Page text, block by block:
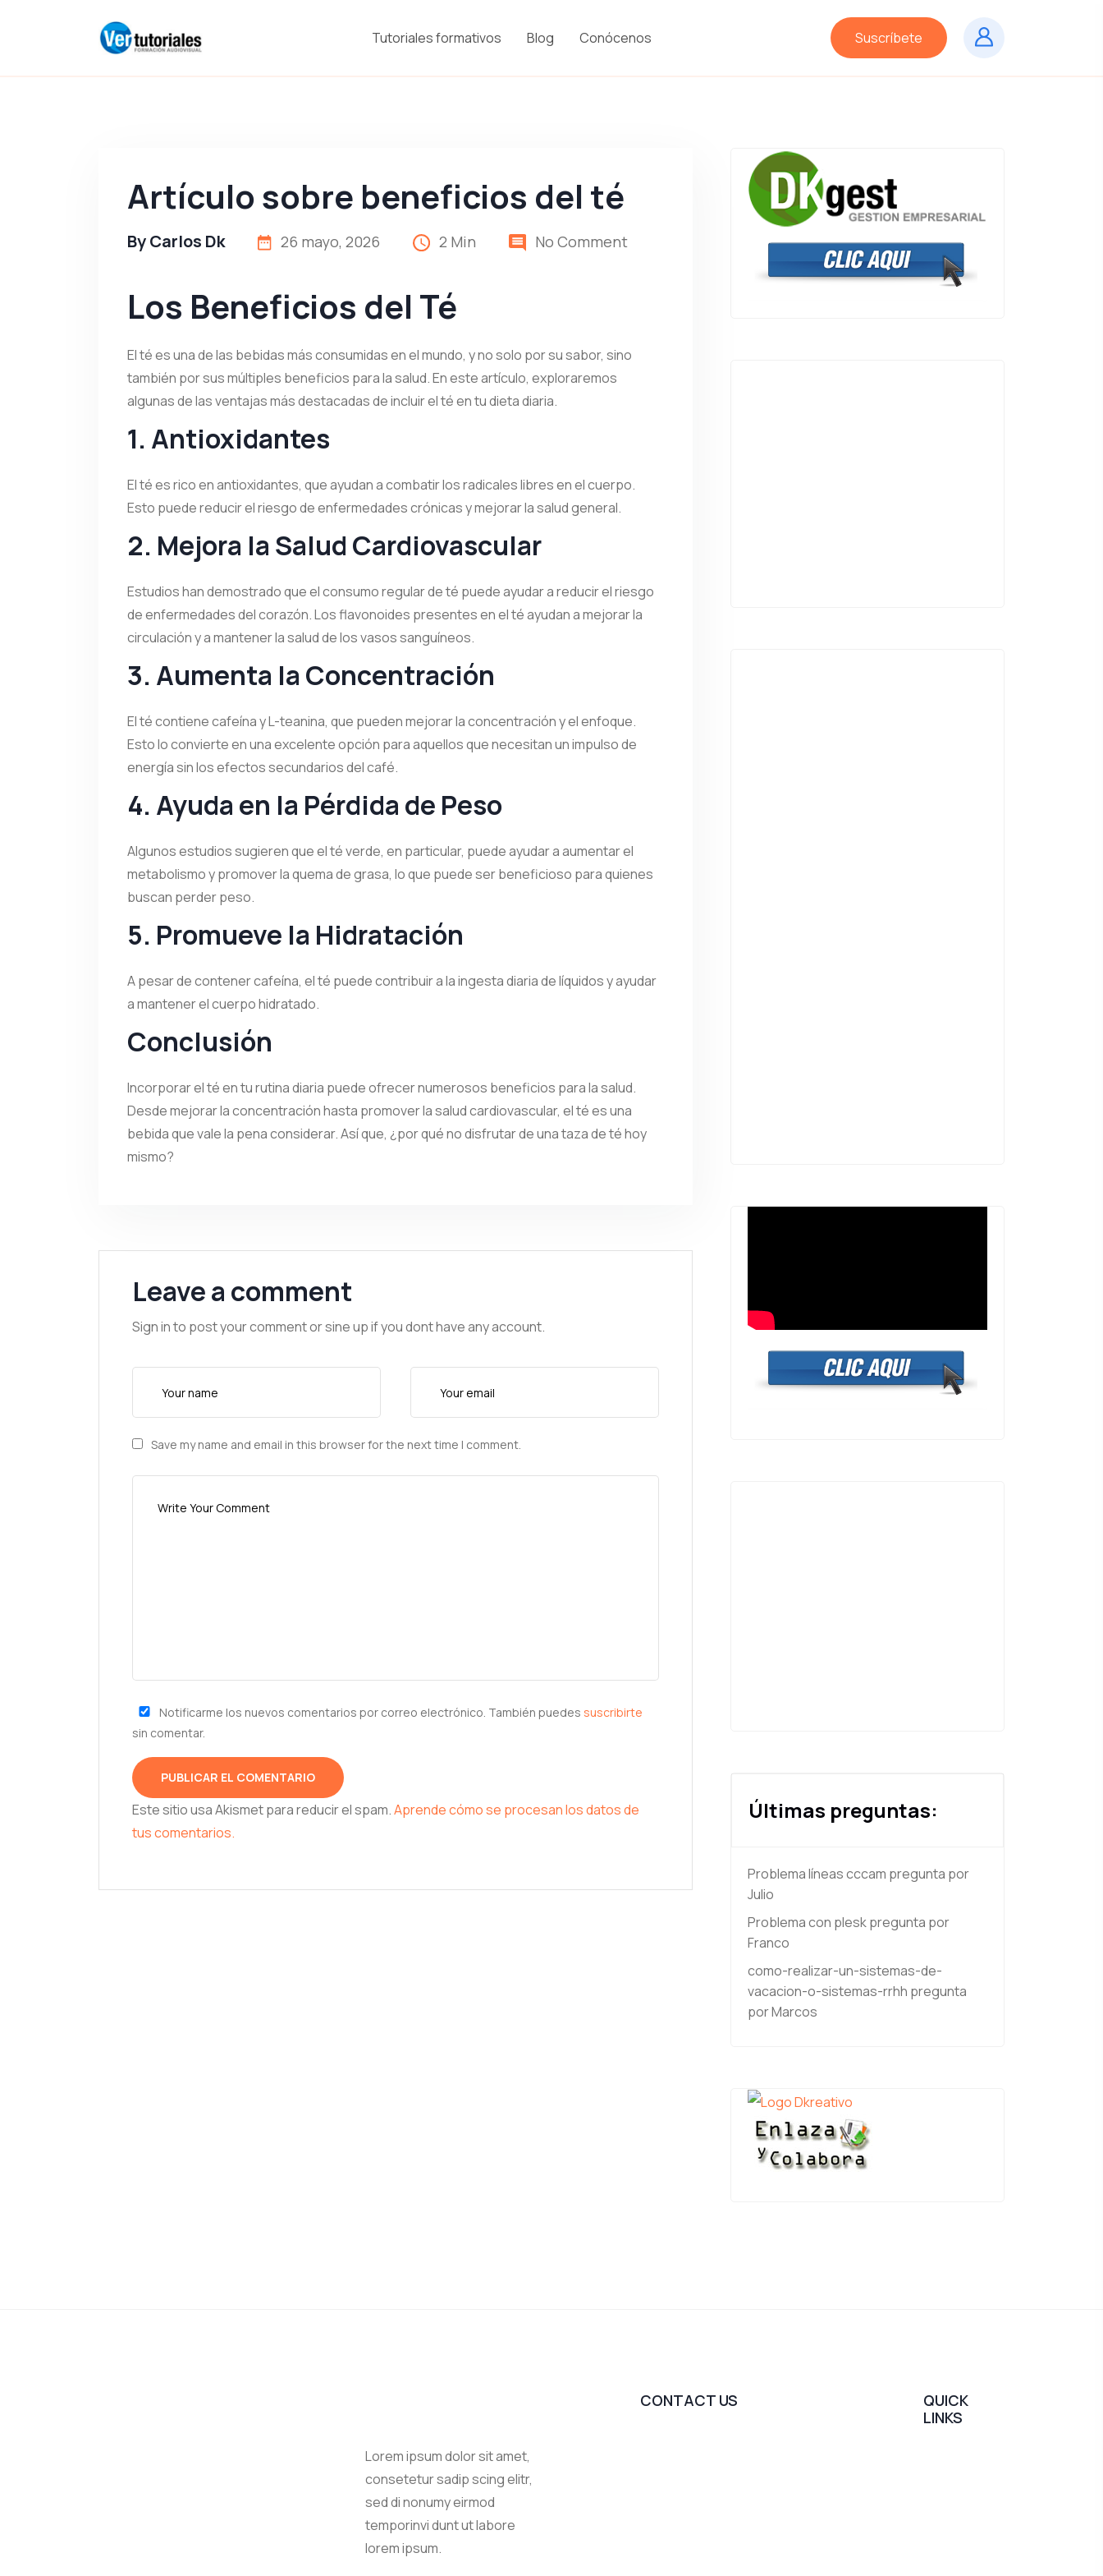
Tutoriales formativos Blog Conócenos Suscríbete
Artículo sobre beneficios del té
ByCarlos Dk 26 mayo, 2026 2 Min No Comment
Los Beneficios del Té
El té es una de las bebidas más consumidas en el mundo, y no solo por su sabor, sino
también por sus múltiples beneficios para la salud. En este artículo, exploraremos
algunas de las ventajas más destacadas de incluir el té en tu dieta diaria.
1. Antioxidantes
El té es rico en antioxidantes, que ayudan a combatir los radicales libres en el cuerpo.
Esto puede reducir el riesgo de enfermedades crónicas y mejorar la salud general.
2. Mejora la Salud Cardiovascular
Estudios han demostrado que el consumo regular de té puede ayudar a reducir el riesgo
de enfermedades del corazón. Los flavonoides presentes en el té ayudan a mejorar la
circulación y a mantener la salud de los vasos sanguíneos.
3. Aumenta la Concentración
El té contiene cafeína y L-teanina, que pueden mejorar la concentración y el enfoque.
Esto lo convierte en una excelente opción para aquellos que necesitan un impulso de
energía sin los efectos secundarios del café.
4. Ayuda en la Pérdida de Peso
Algunos estudios sugieren que el té verde, en particular, puede ayudar a aumentar el
metabolismo y promover la quema de grasa, lo que puede ser beneficioso para quienes
buscan perder peso.
5. Promueve la Hidratación
A pesar de contener cafeína, el té puede contribuir a la ingesta diaria de líquidos y ayudar
a mantener el cuerpo hidratado.
Conclusión
Incorporar el té en tu rutina diaria puede ofrecer numerosos beneficios para la salud.
Desde mejorar la concentración hasta promover la salud cardiovascular, el té es una
bebida que vale la pena considerar. Así que, ¿por qué no disfrutar de una taza de té hoy
mismo?
Leave a comment
Sign in to post your comment or sine up if you dont have any account.
Save my name and email in this browser for the next time I comment.
Notificarme los nuevos comentarios por correo electrónico. También puedes suscribirte
sin comentar.
Este sitio usa Akismet para reducir el spam.Aprende cómo se procesan los datos de
tus comentarios.
Últimas preguntas:
Problema líneas cccam pregunta por
Julio
Problema con pleskpregunta por
Franco
como-realizar-un-sistemas-de-
vacacion-o-sistemas-rrhh pregunta
por Marcos
Lorem ipsum dolor sit amet,
consetetur sadip scing elitr,
sed di nonumy eirmod
temporinvi dunt ut labore
lorem ipsum.
CONTACT US
QUICK
LINKS